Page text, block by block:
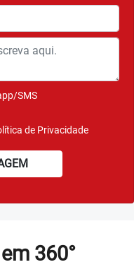
SMS
de Privacidade
360°